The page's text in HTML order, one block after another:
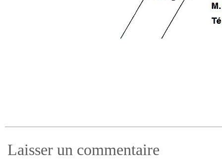
Laisser un commentaire